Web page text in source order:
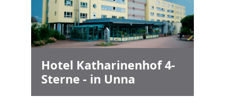
Hotel Katharinenhof 4-
Sterne - in Unna